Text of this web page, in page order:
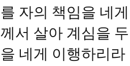
를 자의 책임을 네
께서 살아 계심을
을 네게 이행하리